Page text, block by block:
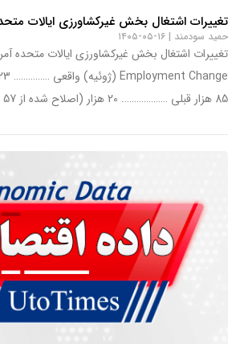
تغییرات اشتغال بخش غیرکشاورزی ایالات
حمید سودمند ۱۶-۰۵-۱۴۰۵
85 هزار قبلی ………………. 20 هزار (اصلاح شده از 57 هزار)